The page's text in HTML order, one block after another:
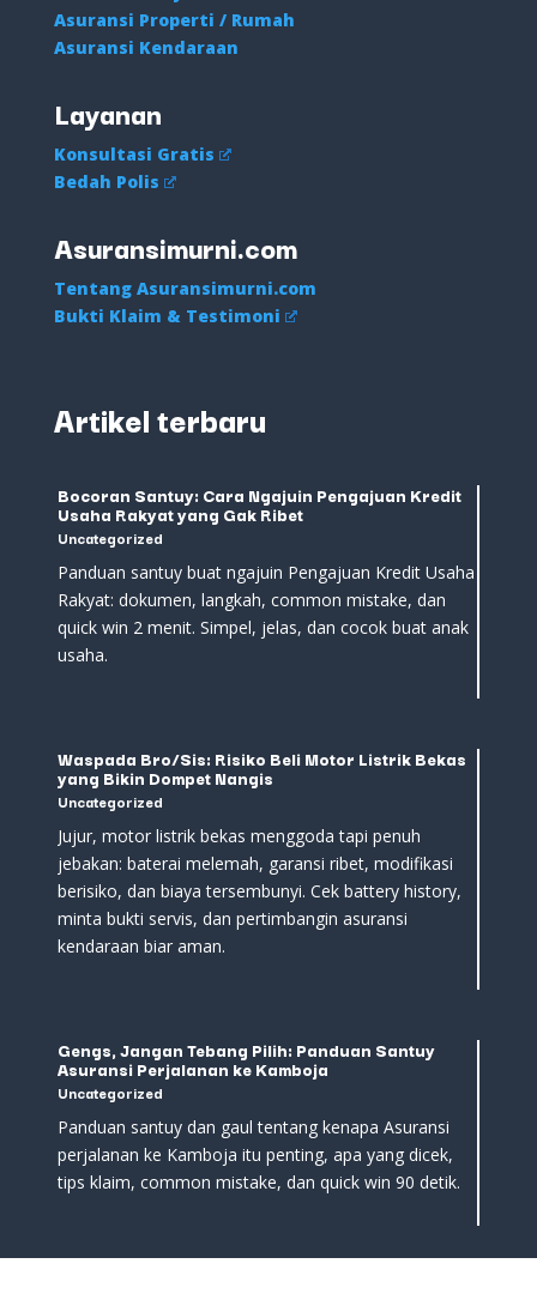
Asuransi Properti / Rumah
Asuransi Kendaraan
Layanan
Konsultasi Gratis
Bedah Polis
Asuransimurni.com
Tentang Asuransimurni.com
Bukti Klaim & Testimoni
Artikel terbaru
Bocoran Santuy: Cara Ngajuin Pengajuan Kredit
Usaha Rakyat yang Gak Ribet
Uncategorized
Panduan santuy buat ngajuin Pengajuan Kredit Usaha
Rakyat: dokumen, langkah, common mistake, dan
quick win 2 menit. Simpel, jelas, dan cocok buat anak
usaha.
Waspada Bro/Sis: Risiko Beli Motor Listrik Bekas
yang Bikin Dompet Nangis
Uncategorized
Jujur, motor listrik bekas menggoda tapi penuh
jebakan: baterai melemah, garansi ribet, modifikasi
berisiko, dan biaya tersembunyi. Cek battery history,
minta bukti servis, dan pertimbangin asuransi
kendaraan biar aman.
Gengs, Jangan Tebang Pilih: Panduan Santuy
Asuransi Perjalanan ke Kamboja
Uncategorized
Panduan santuy dan gaul tentang kenapa Asuransi
perjalanan ke Kamboja itu penting, apa yang dicek,
tips klaim, common mistake, dan quick win 90 detik.